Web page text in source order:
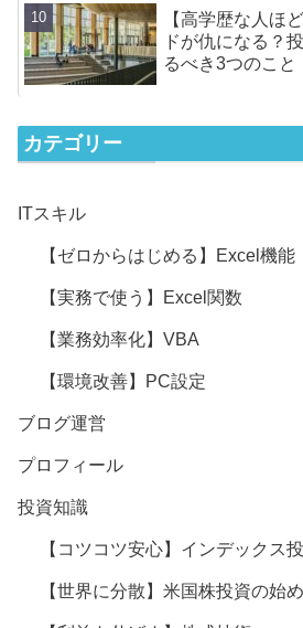
【高学歴な人ほ
ドが仇になる？
るべき3つのこと
カテゴリー
ITスキル
【ゼロからはじめる】Excel機能
【実務で使う】Excel関数
【業務効率化】VBA
【環境改善】PC設定
ブログ運営
プロフィール
投資知識
【コツコツ安心】インデックス
【世界に分散】米国株投資の始